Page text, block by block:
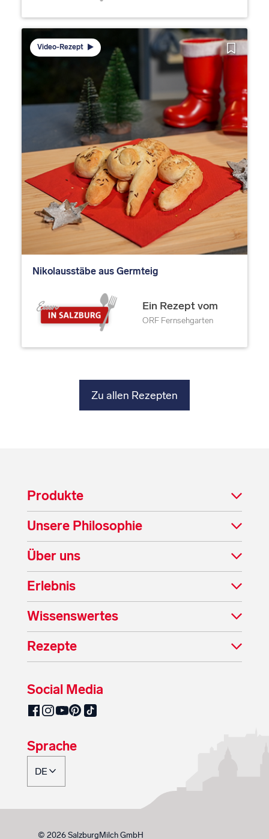
Video-Rezept
Nikolausstäbe aus Germteig
Ein Rezept vom
ORF Fernsehgarten
Zu allen Rezepten
Produkte
Unsere Philosophie
Über uns
Erlebnis
Wissenswertes
Rezepte
Social Media
SalzburgMilch auf Facebook
SalzburgMilch auf Instagram
SalzburgMilch auf YouTube
SalzburgMilch auf Pinterest
SalzburgMilch auf TikTok
Sprache
© 2026 SalzburgMilch GmbH